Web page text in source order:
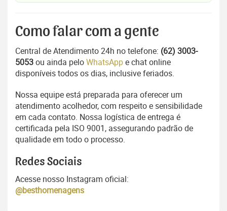
Como falar com a gente
Central de Atendimento 24h no telefone: (62) 3003-
5053ou ainda peloWhatsAppe chat online
disponíveis todos os dias, inclusive feriados.
Nossa equipe está preparada para oferecer um
atendimento acolhedor, com respeito e sensibilidade
em cada contato. Nossa logística de entrega é
certificada pela ISO 9001, assegurando padrão de
qualidade em todo o processo.
Redes Sociais
Acesse nosso Instagram oficial:
@besthomenagens